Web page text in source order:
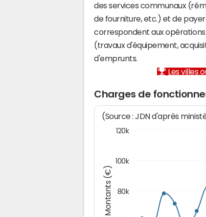
des services communaux
de fourniture, etc.) et de
correspondent aux
(travaux d'équipement,
d'emprunts.
Les villes
Charges de
Montants (€)
(Source : JDN d'après
80k
100k
120k